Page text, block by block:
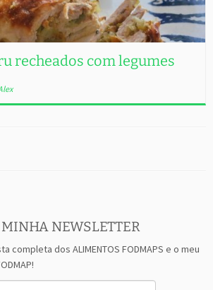
recheados com legumes
MINHA NEWSLETTER
completa dos ALIMENTOS FODMAPS e o meu